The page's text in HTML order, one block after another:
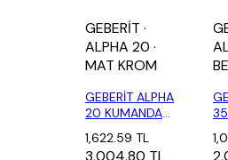
GEBERİT ·
ALPHA 20 ·
MAT KROM
GEBERİT ALPHA
20 KUMANDA
KROM...
1,622.59 TL
3,004.80 TL
11...